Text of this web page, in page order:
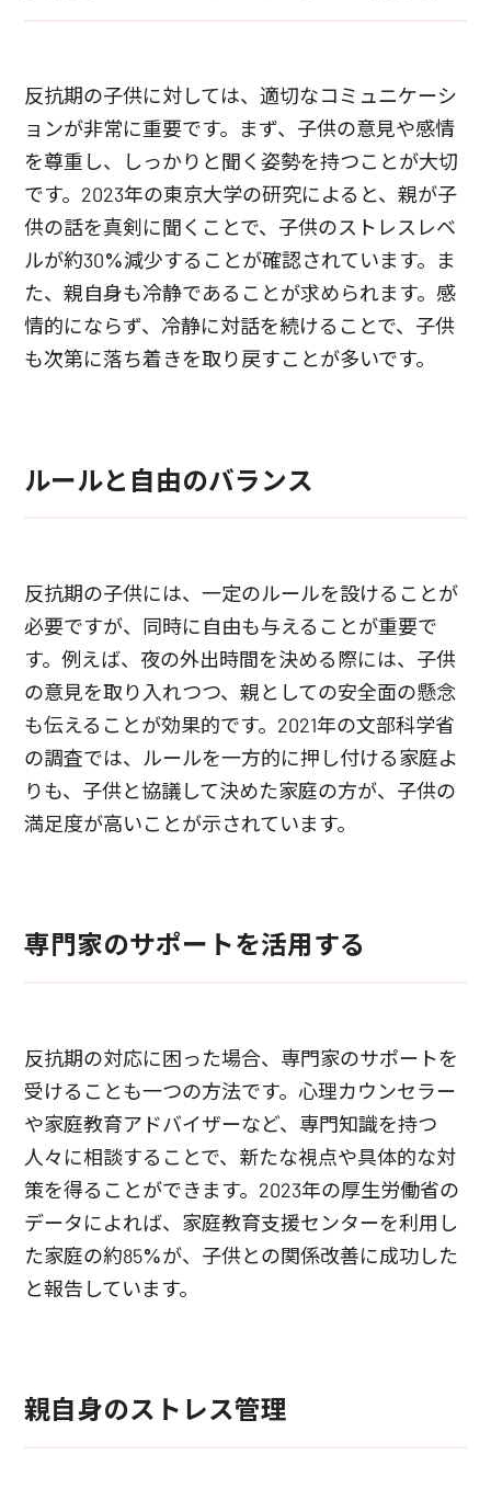
反抗期の子供に対しては、適切なコミュニケーシ
ョンが非常に重要です。まず、子供の意見や感情
を尊重し、しっかりと聞く姿勢を持つことが大切
です。2023年の東京大学の研究によると、親が子
供の話を真剣に聞くことで、子供のストレスレベ
ルが約30%減少することが確認されています。ま
た、親自身も冷静であることが求められます。感
情的にならず、冷静に対話を続けることで、子供
も次第に落ち着きを取り戻すことが多いです。
ルールと自由のバランス
反抗期の子供には、一定のルールを設けることが
必要ですが、同時に自由も与えることが重要で
す。例えば、夜の外出時間を決める際には、子供
の意見を取り入れつつ、親としての安全面の懸念
も伝えることが効果的です。2021年の文部科学省
の調査では、ルールを一方的に押し付ける家庭よ
りも、子供と協議して決めた家庭の方が、子供の
満足度が高いことが示されています。
専門家のサポートを活用する
反抗期の対応に困った場合、専門家のサポートを
受けることも一つの方法です。心理カウンセラー
や家庭教育アドバイザーなど、専門知識を持つ
人々に相談することで、新たな視点や具体的な対
策を得ることができます。2023年の厚生労働省の
データによれば、家庭教育支援センターを利用し
た家庭の約85%が、子供との関係改善に成功した
と報告しています。
親自身のストレス管理